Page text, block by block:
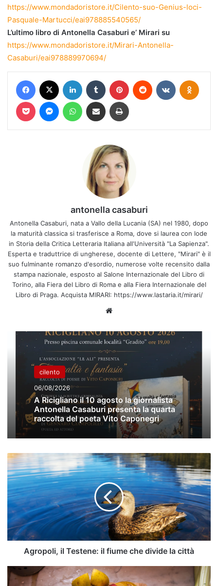
https://www.mondadoristore.it/Cilento-suo-Genius-loci-
Pasquale-Martucci/eai978885540565/
L’ultimo libro di Antonella Casaburi e’ Mirari su
https://www.mondadoristore.it/Mirari-Antonella-
Casaburi/eai978889970694/
Facebook LinkedIn Tumblr Pinterest Reddit VKontakte
Pocket MessengerWhatsAppCondividi via mail Stampa
antonella casaburi
Antonella Casaburi, nata a Vallo della Lucania (SA) nel 1980, dopo
la maturità classica si trasferisce a Roma, dove si laurea con lode
in Storia della Critica Letteraria Italiana all'Università "La Sapienza".
Esperta e traduttrice di ungherese, docente di Lettere, "Mirari" è il
suo fulminante romanzo d'esordio, numerose volte recensito dalla
stampa nazionale, esposto al Salone Internazionale del Libro di
Torino, alla Fiera del Libro di Roma e alla Fiera Internazionale del
Libro di Praga. Acquista MIRARI: https://www.lastaria.it/mirari/
cilento
06/08/2026
A Ricigliano il 10 agosto la giornalista
Antonella Casaburi presenta la quarta
raccolta del poeta Vito Caponegri
Agropoli,
il
Testene:
fiume
che
divide
la
città
Agropoli, il Testene: il fiume che divide la città
SEGNALI